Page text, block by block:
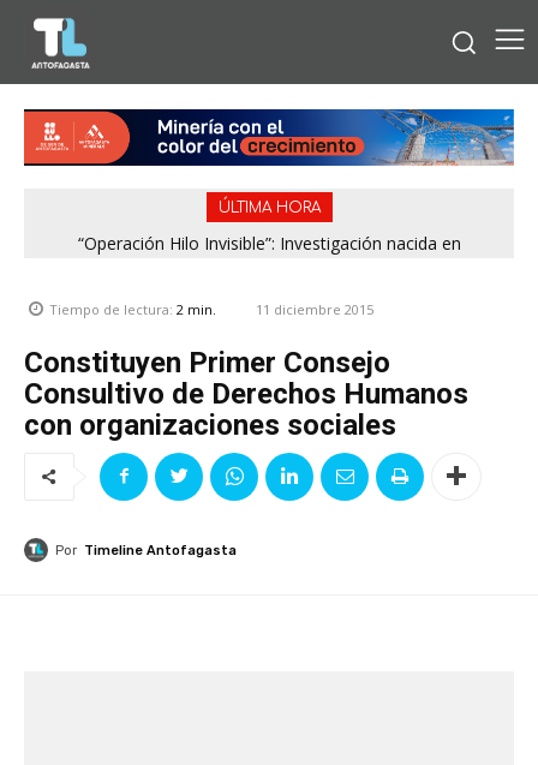
ÚLTIMA HORA
“Operación Hilo Invisible”: Investigación nacida en
Región de Antofagasta enfrentará nuevo episodio
Tiempo de lectura: 2 min. 11 diciembre 2015
Constituyen Primer Consejo
Consultivo de Derechos Humanos
con organizaciones sociales
Por Timeline Antofagasta